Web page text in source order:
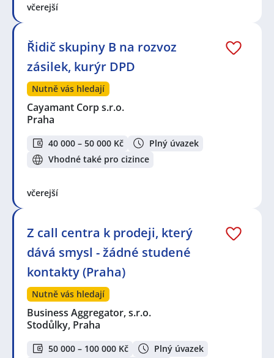
včerejší
Řidič skupiny B na rozvoz
zásilek, kurýr DPD
Nutně vás hledají
Cayamant Corp s.r.o.
Praha
40 000 – 50 000 Kč
Plný úvazek
Vhodné také pro cizince
včerejší
Z call centra k prodeji, který
dává smysl - žádné studené
kontakty (Praha)
Nutně vás hledají
Business Aggregator, s.r.o.
Stodůlky, Praha
50 000 – 100 000 Kč
Plný úvazek